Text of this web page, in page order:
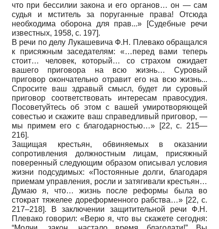
что при бессилии закона и его органов… он — сам
судья и мститель за поруганные права! Отсюда
необходима оборона для прав...»
[Судебные речи
известных, 1958, с. 197].
В речи по делу Лукашевича Ф.Н. Плевако обращался
к присяжным заседателям: «…перед вами теперь
стоит… человек, который… со страхом ожидает
вашего приговора на всю жизнь… Суровый
приговор окончательно отравит его на всю жизнь...
Спросите ваш здравый смысл, будет ли суровый
приговор соответствовать интересам правосудия.
Посоветуйтесь об этом с вашей умиротворяющей
совестью и скажите ваш справедливый приговор, —
мы примем его с благодарностью…» [22, с. 215—
216].
Защищая крестьян, обвиняемых в оказании
сопротивления должностным лицам, присяжный
поверенный следующим образом описывал условия
жизни подсудимых: «Постоянные долги, благодаря
приемам управления, росли и затягивали крестьян…
Думаю я, что… жизнь после реформы была во
стократ тяжелее дореформенного рабства…» [22, с.
217–218]. В заключении защитительной речи Ф.Н.
Плевако говорил: «Верю я, что вы скажете сегодня: